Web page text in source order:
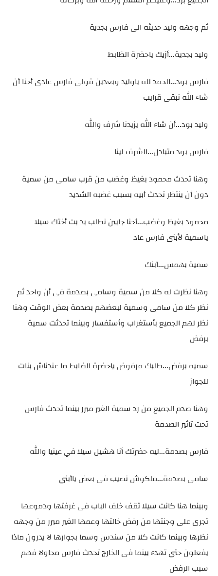
ثم وجهه وليد حديثه الى فارس بجدية
وليد بجدية...أزيك ياحضرة الظابط
فارس بود...الحمد لله ياوليد وبعدين قولى فارس عادى أحنا أن
شاء الله نبقى قرايب
وليد بود...أن شاء الله يزيدنا شرف والله
فارس بود متبادل...الشرف لينا
وهنا تحدث محمود بغيظ وغضب من قرب سامى من سمية
دون أن ينتظر تحدث أبيه بسبب غضبه الشديد
محمود بغيظ وغضب...أحنا جايين نطلب يد بت أختك سيلا
ياسمية لأبنى فارس عاد
سمية بهمس...أبنك
وهنا نظرت له كلا من سمية وسامى بصدمة فى أن واحد ثم
نظر كلا من سامى وسمية لبعضهم بصدمة بعض الوقت وهنا
نظر لهم الجميع بأستغراب وأستفسار وبينما تحدثت سمية
برفض
سميه برفض...طلبك مرفوض ياحضرة الضابط ما عندناش بنات
للجواز
وهنا صدم الجميع من رد سمية الغير مبرر بينما تحدث فارس
تحت تاثير الصدمة
فارس بصدمة...ليه حضرتك أنا هشيل سيلا في عينيا والله
سامى بصدمة...ملكوش نصيب فى بعض ياأبنى
وبينما هنا كانت سيلا تقف خلف الباب فى غرفتها ودموعها
تجرى على وجنتها من رفض خالتها وعمها الغير مبرر من وجهه
نظرها وبينما كانت كلا من سندس وسما بجوارها لا يدرون ماذا
يفعلون حتى تهدء بينما فى الخارج تحدث فارس محاولا فهم
سبب الرفض